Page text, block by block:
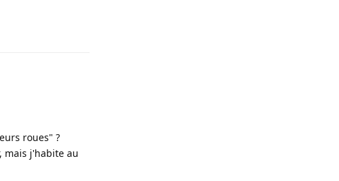
roues" ?
mais j'habite au